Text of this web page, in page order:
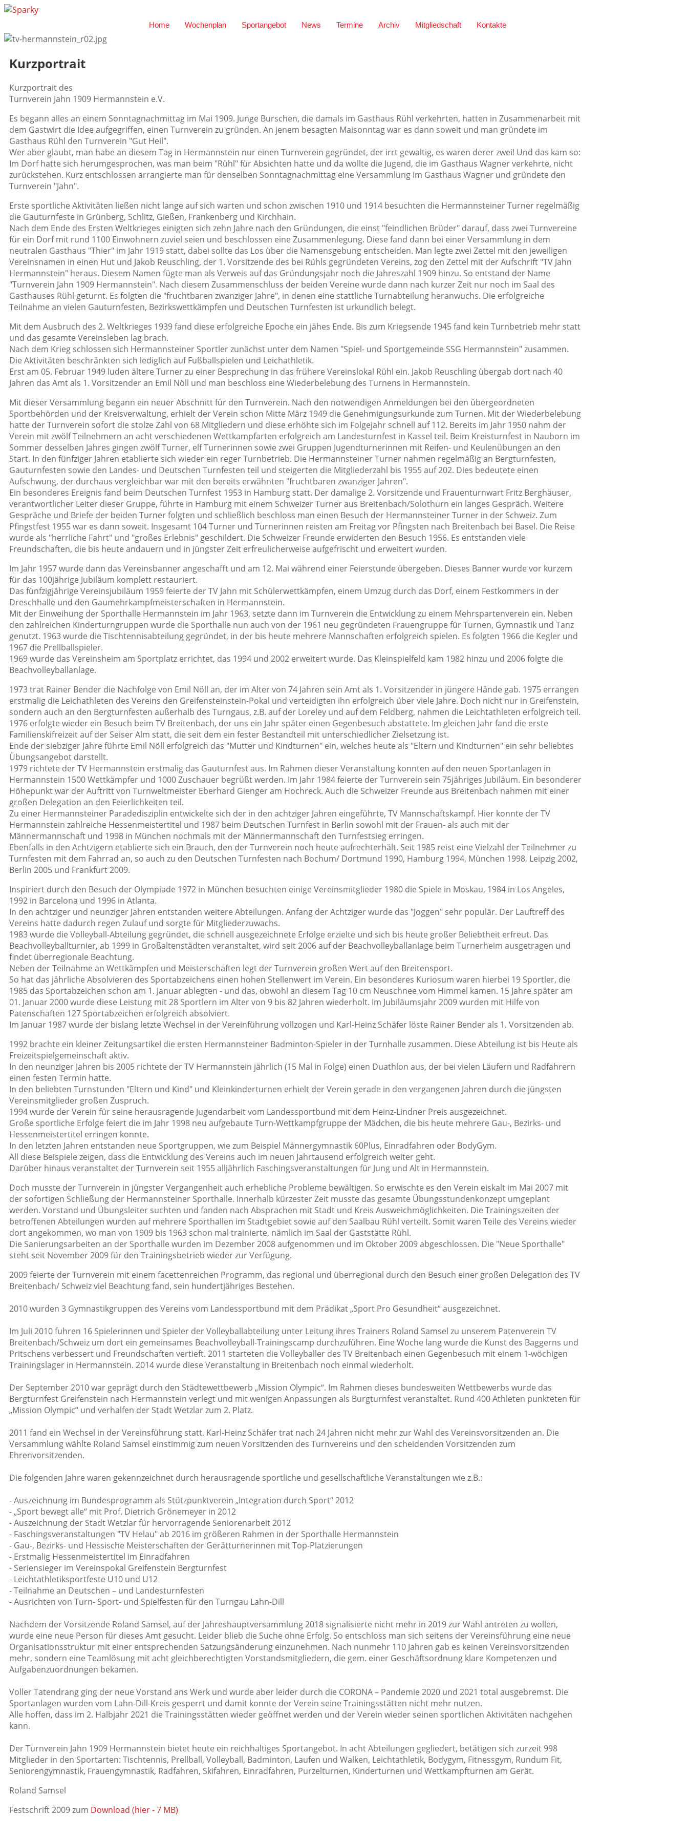
Home Wochenplan Sportangebot News Termine Archiv Mitgliedschaft Kontakte
Kurzportrait
Kurzportrait des
Turnverein Jahn 1909 Hermannstein e.V.
Es begann alles an einem Sonntagnachmittag im Mai 1909. Junge Burschen, die damals im Gasthaus Rühl verkehrten, hatten in Zusammenarbeit mit
dem Gastwirt die Idee aufgegriffen, einen Turnverein zu gründen. An jenem besagten Maisonntag war es dann soweit und man gründete im
Gasthaus Rühl den Turnverein "Gut Heil".
Wer aber glaubt, man habe an diesem Tag in Hermannstein nur einen Turnverein gegründet, der irrt gewaltig, es waren derer zwei! Und das kam so:
Im Dorf hatte sich herumgesprochen, was man beim "Rühl" für Absichten hatte und da wollte die Jugend, die im Gasthaus Wagner verkehrte, nicht
zurückstehen. Kurz entschlossen arrangierte man für denselben Sonntagnachmittag eine Versammlung im Gasthaus Wagner und gründete den
Turnverein "Jahn".
Erste sportliche Aktivitäten ließen nicht lange auf sich warten und schon zwischen 1910 und 1914 besuchten die Hermannsteiner Turner regelmäßig
die Gauturnfeste in Grünberg, Schlitz, Gießen, Frankenberg und Kirchhain.
Nach dem Ende des Ersten Weltkrieges einigten sich zehn Jahre nach den Gründungen, die einst "feindlichen Brüder" darauf, dass zwei Turnvereine
für ein Dorf mit rund 1100 Einwohnern zuviel seien und beschlossen eine Zusammenlegung. Diese fand dann bei einer Versammlung in dem
neutralen Gasthaus "Thier" im Jahr 1919 statt, dabei sollte das Los über die Namensgebung entscheiden. Man legte zwei Zettel mit den jeweiligen
Vereinsnamen in einen Hut und Jakob Reuschling, der 1. Vorsitzende des bei Rühls gegründeten Vereins, zog den Zettel mit der Aufschrift "TV Jahn
Hermannstein" heraus. Diesem Namen fügte man als Verweis auf das Gründungsjahr noch die Jahreszahl 1909 hinzu. So entstand der Name
"Turnverein Jahn 1909 Hermannstein". Nach diesem Zusammenschluss der beiden Vereine wurde dann nach kurzer Zeit nur noch im Saal des
Gasthauses Rühl geturnt. Es folgten die "fruchtbaren zwanziger Jahre", in denen eine stattliche Turnabteilung heranwuchs. Die erfolgreiche
Teilnahme an vielen Gauturnfesten, Bezirkswettkämpfen und Deutschen Turnfesten ist urkundlich belegt.
Mit dem Ausbruch des 2. Weltkrieges 1939 fand diese erfolgreiche Epoche ein jähes Ende. Bis zum Kriegsende 1945 fand kein Turnbetrieb mehr statt
und das gesamte Vereinsleben lag brach.
Nach dem Krieg schlossen sich Hermannsteiner Sportler zunächst unter dem Namen "Spiel- und Sportgemeinde SSG Hermannstein" zusammen.
Die Aktivitäten beschränkten sich lediglich auf Fußballspielen und Leichathletik.
Erst am 05. Februar 1949 luden ältere Turner zu einer Besprechung in das frühere Vereinslokal Rühl ein. Jakob Reuschling übergab dort nach 40
Jahren das Amt als 1. Vorsitzender an Emil Nöll und man beschloss eine Wiederbelebung des Turnens in Hermannstein.
Mit dieser Versammlung begann ein neuer Abschnitt für den Turnverein. Nach den notwendigen Anmeldungen bei den übergeordneten
Sportbehörden und der Kreisverwaltung, erhielt der Verein schon Mitte März 1949 die Genehmigungsurkunde zum Turnen. Mit der Wiederbelebung
hatte der Turnverein sofort die stolze Zahl von 68 Mitgliedern und diese erhöhte sich im Folgejahr schnell auf 112. Bereits im Jahr 1950 nahm der
Verein mit zwölf Teilnehmern an acht verschiedenen Wettkampfarten erfolgreich am Landesturnfest in Kassel teil. Beim Kreisturnfest in Nauborn im
Sommer desselben Jahres gingen zwölf Turner, elf Turnerinnen sowie zwei Gruppen Jugendturnerinnen mit Reifen- und Keulenübungen an den
Start. In den fünfziger Jahren etablierte sich wieder ein reger Turnbetrieb. Die Hermannsteiner Turner nahmen regelmäßig an Bergturnfesten,
Gauturnfesten sowie den Landes- und Deutschen Turnfesten teil und steigerten die Mitgliederzahl bis 1955 auf 202. Dies bedeutete einen
Aufschwung, der durchaus vergleichbar war mit den bereits erwähnten "fruchtbaren zwanziger Jahren".
Ein besonderes Ereignis fand beim Deutschen Turnfest 1953 in Hamburg statt. Der damalige 2. Vorsitzende und Frauenturnwart Fritz Berghäuser,
verantwortlicher Leiter dieser Gruppe, führte in Hamburg mit einem Schweizer Turner aus Breitenbach/Solothurn ein langes Gespräch. Weitere
Gespräche und Briefe der beiden Turner folgten und schließlich beschloss man einen Besuch der Hermannsteiner Turner in der Schweiz. Zum
Pfingstfest 1955 war es dann soweit. Insgesamt 104 Turner und Turnerinnen reisten am Freitag vor Pfingsten nach Breitenbach bei Basel. Die Reise
wurde als "herrliche Fahrt" und "großes Erlebnis" geschildert. Die Schweizer Freunde erwiderten den Besuch 1956. Es entstanden viele
Freundschaften, die bis heute andauern und in jüngster Zeit erfreulicherweise aufgefrischt und erweitert wurden.
Im Jahr 1957 wurde dann das Vereinsbanner angeschafft und am 12. Mai während einer Feierstunde übergeben. Dieses Banner wurde vor kurzem
für das 100jährige Jubiläum komplett restauriert.
Das fünfzigjährige Vereinsjubiläum 1959 feierte der TV Jahn mit Schülerwettkämpfen, einem Umzug durch das Dorf, einem Festkommers in der
Dreschhalle und den Gaumehrkampfmeisterschaften in Hermannstein.
Mit der Einweihung der Sporthalle Hermannstein im Jahr 1963, setzte dann im Turnverein die Entwicklung zu einem Mehrspartenverein ein. Neben
den zahlreichen Kinderturngruppen wurde die Sporthalle nun auch von der 1961 neu gegründeten Frauengruppe für Turnen, Gymnastik und Tanz
genutzt. 1963 wurde die Tischtennisabteilung gegründet, in der bis heute mehrere Mannschaften erfolgreich spielen. Es folgten 1966 die Kegler und
1967 die Prellballspieler.
1969 wurde das Vereinsheim am Sportplatz errichtet, das 1994 und 2002 erweitert wurde. Das Kleinspielfeld kam 1982 hinzu und 2006 folgte die
Beachvolleyballanlage.
1973 trat Rainer Bender die Nachfolge von Emil Nöll an, der im Alter von 74 Jahren sein Amt als 1. Vorsitzender in jüngere Hände gab. 1975 errangen
erstmalig die Leichathleten des Vereins den Greifensteinstein-Pokal und verteidigten ihn erfolgreich über viele Jahre. Doch nicht nur in Greifenstein,
sondern auch an den Bergturnfesten außerhalb des Turngaus, z.B. auf der Loreley und auf dem Feldberg, nahmen die Leichtathleten erfolgreich teil.
1976 erfolgte wieder ein Besuch beim TV Breitenbach, der uns ein Jahr später einen Gegenbesuch abstattete. Im gleichen Jahr fand die erste
Familienskifreizeit auf der Seiser Alm statt, die seit dem ein fester Bestandteil mit unterschiedlicher Zielsetzung ist.
Ende der siebziger Jahre führte Emil Nöll erfolgreich das "Mutter und Kindturnen" ein, welches heute als "Eltern und Kindturnen" ein sehr beliebtes
Übungsangebot darstellt.
1979 richtete der TV Hermannstein erstmalig das Gauturnfest aus. Im Rahmen dieser Veranstaltung konnten auf den neuen Sportanlagen in
Hermannstein 1500 Wettkämpfer und 1000 Zuschauer begrüßt werden. Im Jahr 1984 feierte der Turnverein sein 75jähriges Jubiläum. Ein besonderer
Höhepunkt war der Auftritt von Turnweltmeister Eberhard Gienger am Hochreck. Auch die Schweizer Freunde aus Breitenbach nahmen mit einer
großen Delegation an den Feierlichkeiten teil.
Zu einer Hermannsteiner Paradedisziplin entwickelte sich der in den achtziger Jahren eingeführte, TV Mannschaftskampf. Hier konnte der TV
Hermannstein zahlreiche Hessenmeistertitel und 1987 beim Deutschen Turnfest in Berlin sowohl mit der Frauen- als auch mit der
Männermannschaft und 1998 in München nochmals mit der Männermannschaft den Turnfestsieg erringen.
Ebenfalls in den Achtzigern etablierte sich ein Brauch, den der Turnverein noch heute aufrechterhält. Seit 1985 reist eine Vielzahl der Teilnehmer zu
Turnfesten mit dem Fahrrad an, so auch zu den Deutschen Turnfesten nach Bochum/ Dortmund 1990, Hamburg 1994, München 1998, Leipzig 2002,
Berlin 2005 und Frankfurt 2009.
Inspiriert durch den Besuch der Olympiade 1972 in München besuchten einige Vereinsmitglieder 1980 die Spiele in Moskau, 1984 in Los Angeles,
1992 in Barcelona und 1996 in Atlanta.
In den achtziger und neunziger Jahren entstanden weitere Abteilungen. Anfang der Achtziger wurde das "Joggen" sehr populär. Der Lauftreff des
Vereins hatte dadurch regen Zulauf und sorgte für Mitgliederzuwachs.
1983 wurde die Volleyball-Abteilung gegründet, die schnell ausgezeichnete Erfolge erzielte und sich bis heute großer Beliebtheit erfreut. Das
Beachvolleyballturnier, ab 1999 in Großaltenstädten veranstaltet, wird seit 2006 auf der Beachvolleyballanlage beim Turnerheim ausgetragen und
findet überregionale Beachtung.
Neben der Teilnahme an Wettkämpfen und Meisterschaften legt der Turnverein großen Wert auf den Breitensport.
So hat das jährliche Absolvieren des Sportabzeichens einen hohen Stellenwert im Verein. Ein besonderes Kuriosum waren hierbei 19 Sportler, die
1985 das Sportabzeichen schon am 1. Januar ablegten - und das, obwohl an diesem Tag 10 cm Neuschnee vom Himmel kamen. 15 Jahre später am
01. Januar 2000 wurde diese Leistung mit 28 Sportlern im Alter von 9 bis 82 Jahren wiederholt. Im Jubiläumsjahr 2009 wurden mit Hilfe von
Patenschaften 127 Sportabzeichen erfolgreich absolviert.
Im Januar 1987 wurde der bislang letzte Wechsel in der Vereinführung vollzogen und Karl-Heinz Schäfer löste Rainer Bender als 1. Vorsitzenden ab.
1992 brachte ein kleiner Zeitungsartikel die ersten Hermannsteiner Badminton-Spieler in der Turnhalle zusammen. Diese Abteilung ist bis Heute als
Freizeitspielgemeinschaft aktiv.
In den neunziger Jahren bis 2005 richtete der TV Hermannstein jährlich (15 Mal in Folge) einen Duathlon aus, der bei vielen Läufern und Radfahrern
einen festen Termin hatte.
In den beliebten Turnstunden "Eltern und Kind" und Kleinkinderturnen erhielt der Verein gerade in den vergangenen Jahren durch die jüngsten
Vereinsmitglieder großen Zuspruch.
1994 wurde der Verein für seine herausragende Jugendarbeit vom Landessportbund mit dem Heinz-Lindner Preis ausgezeichnet.
Große sportliche Erfolge feiert die im Jahr 1998 neu aufgebaute Turn-Wettkampfgruppe der Mädchen, die bis heute mehrere Gau-, Bezirks- und
Hessenmeistertitel erringen konnte.
In den letzten Jahren entstanden neue Sportgruppen, wie zum Beispiel Männergymnastik 60Plus, Einradfahren oder BodyGym.
All diese Beispiele zeigen, dass die Entwicklung des Vereins auch im neuen Jahrtausend erfolgreich weiter geht.
Darüber hinaus veranstaltet der Turnverein seit 1955 alljährlich Faschingsveranstaltungen für Jung und Alt in Hermannstein.
Doch musste der Turnverein in jüngster Vergangenheit auch erhebliche Probleme bewältigen. So erwischte es den Verein eiskalt im Mai 2007 mit
der sofortigen Schließung der Hermannsteiner Sporthalle. Innerhalb kürzester Zeit musste das gesamte Übungsstundenkonzept umgeplant
werden. Vorstand und Übungsleiter suchten und fanden nach Absprachen mit Stadt und Kreis Ausweichmöglichkeiten. Die Trainingszeiten der
betroffenen Abteilungen wurden auf mehrere Sporthallen im Stadtgebiet sowie auf den Saalbau Rühl verteilt. Somit waren Teile des Vereins wieder
dort angekommen, wo man von 1909 bis 1963 schon mal trainierte, nämlich im Saal der Gaststätte Rühl.
Die Sanierungsarbeiten an der Sporthalle wurden im Dezember 2008 aufgenommen und im Oktober 2009 abgeschlossen. Die "Neue Sporthalle"
steht seit November 2009 für den Trainingsbetrieb wieder zur Verfügung.
2009 feierte der Turnverein mit einem facettenreichen Programm, das regional und überregional durch den Besuch einer großen Delegation des TV
Breitenbach/ Schweiz viel Beachtung fand, sein hundertjähriges Bestehen.
2010 wurden 3 Gymnastikgruppen des Vereins vom Landessportbund mit dem Prädikat „Sport Pro Gesundheit“ ausgezeichnet.
Im Juli 2010 fuhren 16 Spielerinnen und Spieler der Volleyballabteilung unter Leitung ihres Trainers Roland Samsel zu unserem Patenverein TV
Breitenbach/Schweiz um dort ein gemeinsames Beachvolleyball-Trainingscamp durchzuführen. Eine Woche lang wurde die Kunst des Baggerns und
Pritschens verbessert und Freundschaften vertieft. 2011 starteten die Volleyballer des TV Breitenbach einen Gegenbesuch mit einem 1-wöchigen
Trainingslager in Hermannstein. 2014 wurde diese Veranstaltung in Breitenbach noch einmal wiederholt.
Der September 2010 war geprägt durch den Städtewettbewerb „Mission Olympic“. Im Rahmen dieses bundesweiten Wettbewerbs wurde das
Bergturnfest Greifenstein nach Hermannstein verlegt und mit wenigen Anpassungen als Burgturnfest veranstaltet. Rund 400 Athleten punkteten für
„Mission Olympic“ und verhalfen der Stadt Wetzlar zum 2. Platz.
2011 fand ein Wechsel in der Vereinsführung statt. Karl-Heinz Schäfer trat nach 24 Jahren nicht mehr zur Wahl des Vereinsvorsitzenden an. Die
Versammlung wählte Roland Samsel einstimmig zum neuen Vorsitzenden des Turnvereins und den scheidenden Vorsitzenden zum
Ehrenvorsitzenden.
Die folgenden Jahre waren gekennzeichnet durch herausragende sportliche und gesellschaftliche Veranstaltungen wie z.B.:
- Auszeichnung im Bundesprogramm als Stützpunktverein „Integration durch Sport“ 2012
- „Sport bewegt alle“ mit Prof. Dietrich Grönemeyer in 2012
- Auszeichnung der Stadt Wetzlar für hervorragende Seniorenarbeit 2012
- Faschingsveranstaltungen "TV Helau" ab 2016 im größeren Rahmen in der Sporthalle Hermannstein
- Gau-, Bezirks- und Hessische Meisterschaften der Gerätturnerinnen mit Top-Platzierungen
- Erstmalig Hessenmeistertitel im Einradfahren
- Seriensieger im Vereinspokal Greifenstein Bergturnfest
- Leichtathletiksportfeste U10 und U12
- Teilnahme an Deutschen – und Landesturnfesten
- Ausrichten von Turn- Sport- und Spielfesten für den Turngau Lahn-Dill
Nachdem der Vorsitzende Roland Samsel, auf der Jahreshauptversammlung 2018 signalisierte nicht mehr in 2019 zur Wahl antreten zu wollen,
wurde eine neue Person für dieses Amt gesucht. Leider blieb die Suche ohne Erfolg. So entschloss man sich seitens der Vereinsführung eine neue
Organisationsstruktur mit einer entsprechenden Satzungsänderung einzunehmen. Nach nunmehr 110 Jahren gab es keinen Vereinsvorsitzenden
mehr, sondern eine Teamlösung mit acht gleichberechtigten Vorstandsmitgliedern, die gem. einer Geschäftsordnung klare Kompetenzen und
Aufgabenzuordnungen bekamen.
Voller Tatendrang ging der neue Vorstand ans Werk und wurde aber leider durch die CORONA – Pandemie 2020 und 2021 total ausgebremst. Die
Sportanlagen wurden vom Lahn-Dill-Kreis gesperrt und damit konnte der Verein seine Trainingsstätten nicht mehr nutzen.
Alle hoffen, dass im 2. Halbjahr 2021 die Trainingsstätten wieder geöffnet werden und der Verein wieder seinen sportlichen Aktivitäten nachgehen
kann.
Der Turnverein Jahn 1909 Hermannstein bietet heute ein reichhaltiges Sportangebot. In acht Abteilungen gegliedert, betätigen sich zurzeit 998
Mitglieder in den Sportarten: Tischtennis, Prellball, Volleyball, Badminton, Laufen und Walken, Leichtathletik, Bodygym, Fitnessgym, Rundum Fit,
Seniorengymnastik, Frauengymnastik, Radfahren, Skifahren, Einradfahren, Purzelturnen, Kinderturnen und Wettkampfturnen am Gerät.
Roland Samsel
Festschrift 2009 zum Download (hier - 7 MB)